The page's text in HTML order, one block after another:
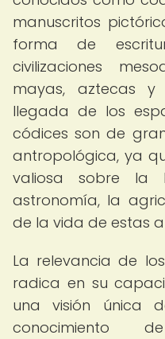
manuscritos
forma de
civilizaciones
mayas, aztecas
llegada de los
códices son de
antropológica, ya
valiosa sobre la
astronomía, la
de la vida de estas
La relevancia de
radica en su
una visión única
conocimiento